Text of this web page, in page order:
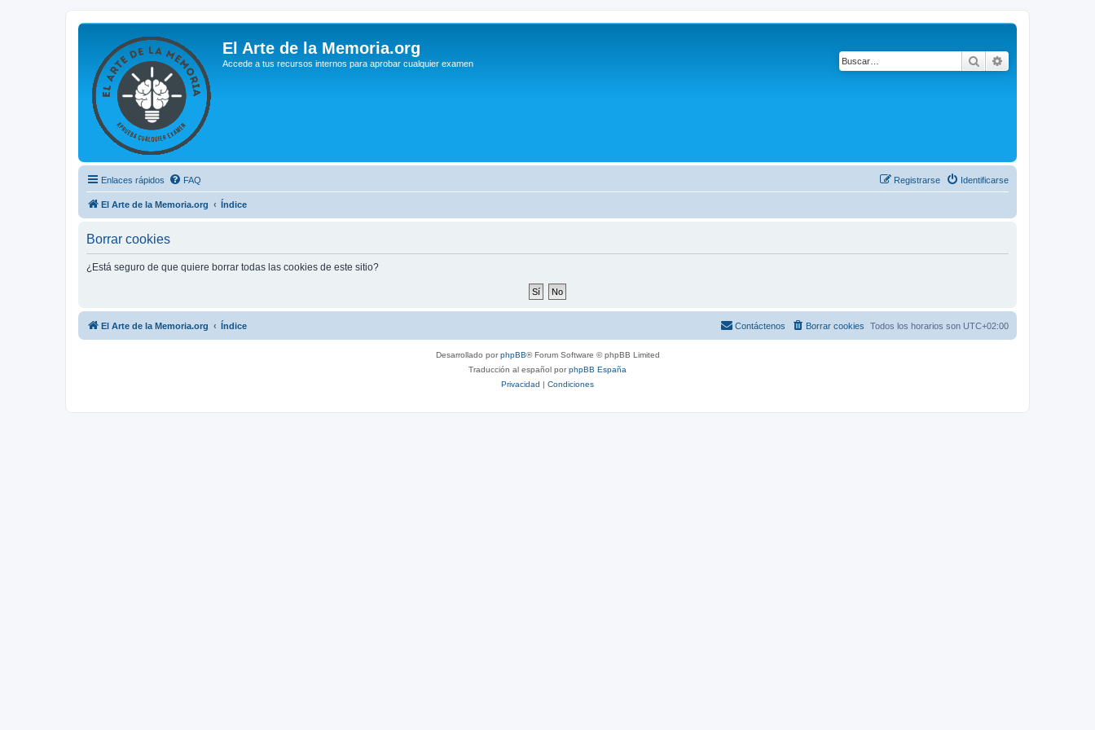
El Arte de la Memoria.org
Accede a tus recursos internos para aprobar cualquier examen Buscar
Enlaces rápidos FAQ Identificarse
Registrarse
El Arte de la Memoria.org Índice
Borrar cookies
¿Está seguro de que quiere borrar todas las cookies de este sitio?
El Arte de la Memoria.org Índice Todos los horarios son UTC+02:00
Borrar cookies
Contáctenos
Desarrollado porphpBB® Forum Software © phpBB Limited
Traducción al español porphpBB España
Privacidad | Condiciones